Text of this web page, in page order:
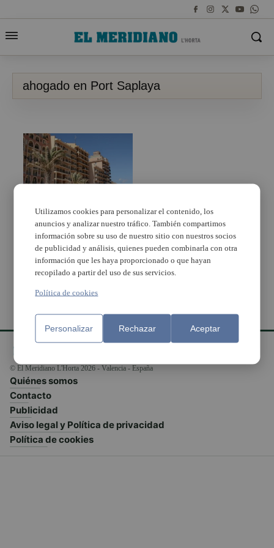
ahogado en Port Saplaya
Un hombre de 51 años
muere ahogado en Port
Saplaya
© El Meridiano L'Horta 2026 - Valencia - España
Quiénes somos
Contacto
Publicidad
Aviso legal y Política de privacidad
Política de cookies
Utilizamos cookies para personalizar el contenido, los
anuncios y analizar nuestro tráfico. También compartimos
información sobre su uso de nuestro sitio con nuestros socios
de publicidad y análisis, quienes pueden combinarla con otra
información que les haya proporcionado o que hayan
recopilado a partir del uso de sus servicios.
Política de cookies
Personalizar Rechazar Aceptar